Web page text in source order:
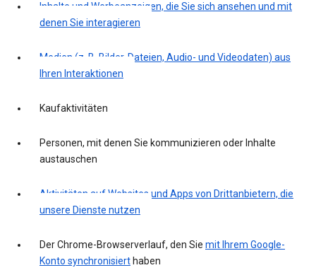
Inhalte und Werbeanzeigen, die Sie sich ansehen und mit
denen Sie interagieren
Medien (z. B. Bilder, Dateien, Audio- und Videodaten) aus
Ihren Interaktionen
Kaufaktivitäten
Personen, mit denen Sie kommunizieren oder Inhalte
austauschen
Aktivitäten auf Websites und Apps von Drittanbietern, die
unsere Dienste nutzen
Der Chrome-Browserverlauf, den Sie mit Ihrem Google-
Konto synchronisiert haben